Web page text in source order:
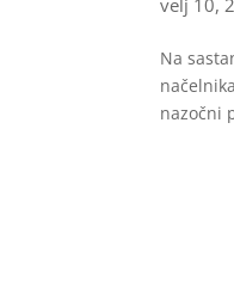
velj 10,
Na
nazočni